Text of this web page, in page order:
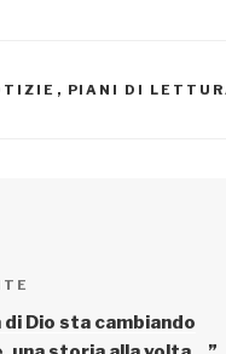
, PIANI DI
di Dio sta cambiando